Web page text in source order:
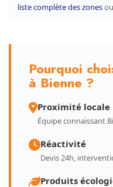
liste complète des zones
Pourquoi
à Bienne ?
Proximité locale
Équipe connaissant
Réactivité
Devis 24h,
Produits